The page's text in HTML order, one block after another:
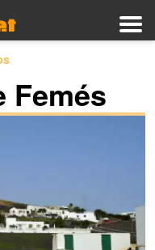
Femés